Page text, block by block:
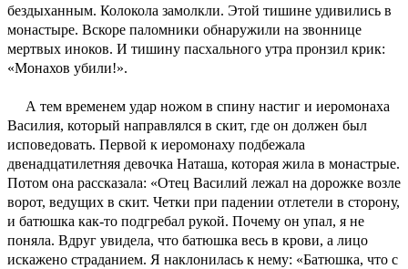
бездыханным. Колокола замолкли. Этой тишине удивились в
монастыре. Вскоре паломники обнаружили на звоннице
мертвых иноков. И тишину пасхального утра пронзил крик:
«Монахов убили!».
А тем временем удар ножом в спину настиг и иеромонаха
Василия, который направлялся в скит, где он должен был
исповедовать. Первой к иеромонаху подбежала
двенадцатилетняя девочка Наташа, которая жила в монастрые.
Потом она рассказала: «Отец Василий лежал на дорожке возле
ворот, ведущих в скит. Четки при падении отлетели в сторону,
и батюшка как-то подгребал рукой. Почему он упал, я не
поняла. Вдруг увидела, что батюшка весь в крови, а лицо
искажено страданием. Я наклонилась к нему: «Батюшка, что с